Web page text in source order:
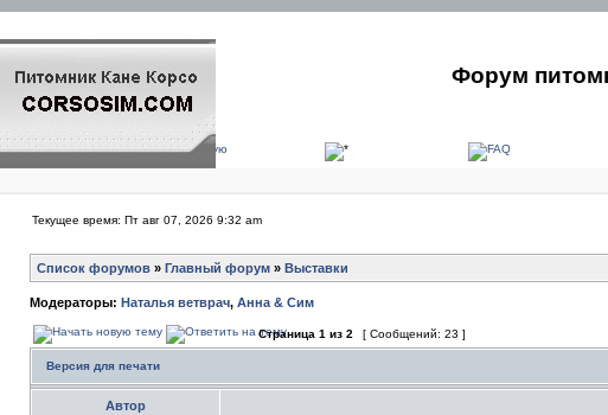
Форум
Текущее время: Пт авг 07, 2026 9:32 am
Список форумов » Главный форум » Выставки
Модераторы: Наталья ветврач, Анна & Сим
Страница 1 из 2 [ Сообщений: 23 ]
Версия для печати
Автор